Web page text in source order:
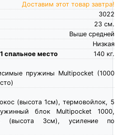
Доставим этот товар завтра!
3022
см.
23
Выше средней
Низкая
спальное место
кг.
140
пружины Multipocket (1000
(высота 1см), термовойлок, 5
блок Multipocket 1000,
(высота 3см), усиление по